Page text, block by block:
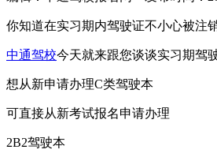
你知道在实习期内驾驶证不小心被注
中通驾校今天就来跟您谈谈实习期驾
想从新申请办理C类驾驶本
可直接从新考试报名申请办理
2B2驾驶本